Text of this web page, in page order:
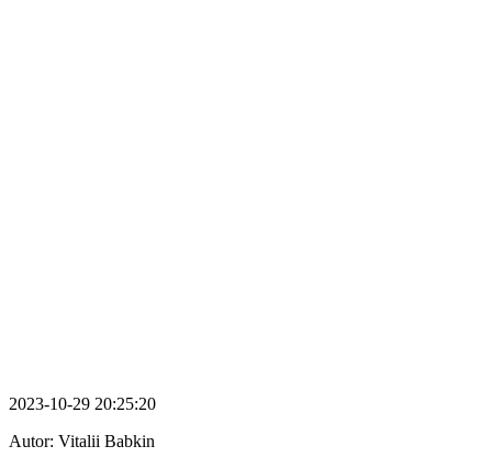
2023-10-29 20:25:20
Autor: Vitalii Babkin